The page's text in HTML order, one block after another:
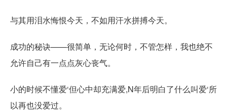
与其用泪水悔恨今天，不如用汗水拼搏今天。
成功的秘诀——很简单，无论何时，不管怎样，我也绝不
允许自己有一点点灰心丧气。
小的时候不懂爱‘但心中却充满爱,N年后明白了什么叫爱‘所
以再也没爱过。